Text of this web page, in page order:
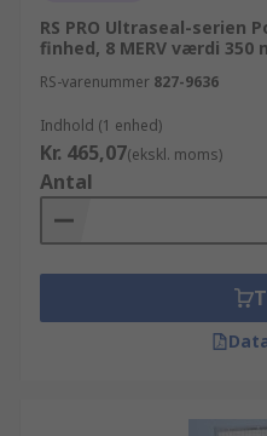
RS PRO Ultraseal-serien
finhed, 8 MERV værdi 350
RS-varenummer 827-9636
Indhold (1 enhed)
Kr. 465,07(ekskl. moms)
Antal